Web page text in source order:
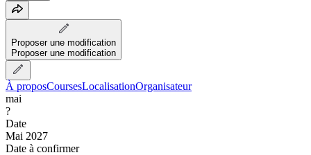
Proposer une modification
Proposer une modification
À proposCoursesLocalisationOrganisateur
mai
?
Date
Mai 2027
Date à confirmer